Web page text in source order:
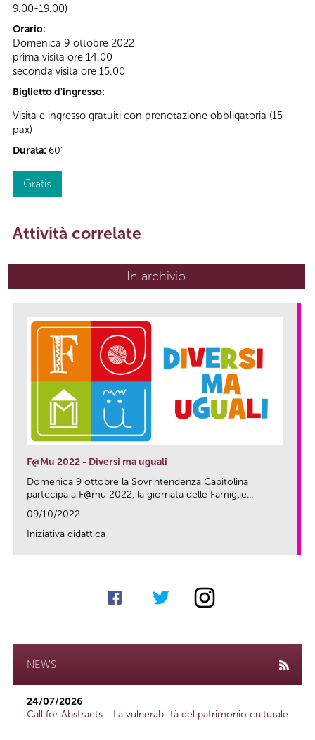
9.00-19.00)
Orario:
Domenica 9 ottobre 2022
prima visita ore 14.00
seconda visita ore 15.00
Biglietto d'ingresso:
Visita e ingresso gratuiti con prenotazione obbligatoria (15
pax)
Durata: 60'
Gratis
Attività correlate
In archivio
F@Mu 2022 - Diversi ma uguali
Domenica 9 ottobre la Sovrintendenza Capitolina
partecipa a F@mu 2022, la giornata delle Famiglie...
09/10/2022
Iniziativa didattica
NEWS
24/07/2026
Call for Abstracts - La vulnerabilità del patrimonio culturale